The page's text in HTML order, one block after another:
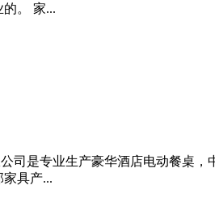
。 家...
司是专业生产豪华酒店电动餐桌
具产...